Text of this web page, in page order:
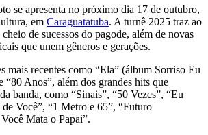
se apresenta no próximo dia 17 de outubro,
em Caraguatatuba. A turnê 2025 traz ao
de sucessos do pagode, além de novas
que unem gêneros e gerações.
mais recentes como “Ela” (álbum Sorriso Eu
“80 Anos”, além dos grandes hits que
banda, como “Sinais”, “50 Vezes”, “Eu
Você”, “1 Metro e 65”, “Futuro
Mata o Papai”.